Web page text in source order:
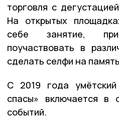
торговля с
На открытых
себе занятие,
поучаствовать в
сделать селфи на
С 2019 года умётский
спасы» включается в
событий.